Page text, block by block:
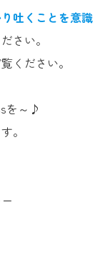
吐くことを意識
さい。
ください。
を～♪
。